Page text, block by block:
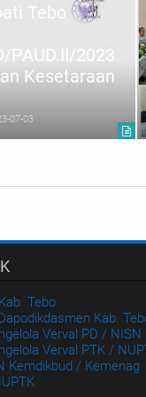
Tebo
PAUD.II/2023
Kesetaraan
07-03
Tebo
Kab.
Verval PD / NISN
Verval PTK /
Kemdikbud / Kemenag